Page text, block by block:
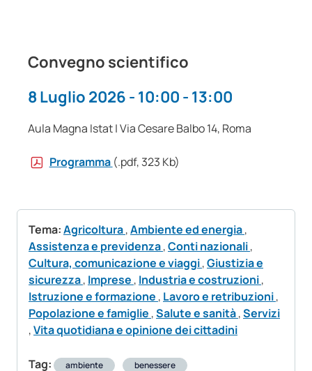
Convegno scientifico
8 Luglio 2026 - 10:00 - 13:00
Aula Magna Istat | Via Cesare Balbo 14, Roma
Programma (.pdf, 323 Kb)
Tema:Agricoltura,Ambiente ed energia,
Assistenza e previdenza,Conti nazionali,
Cultura, comunicazione e viaggi,Giustizia e
sicurezza, Imprese , Industria e costruzioni,
Istruzione e formazione , Lavoro e retribuzioni,
Popolazione e famiglie ,Salute e sanità,Servizi
,Vita quotidiana e opinione dei cittadini
Tag: ambiente
benessere